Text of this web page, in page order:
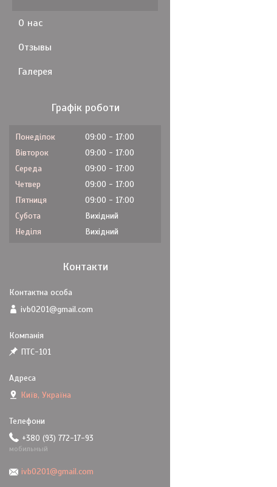
О нас
Отзывы
Галерея
Графік роботи
Понеділок 09:00
17:00
Вівторок
09:00
17:00
Середа
09:00
17:00
Четвер
09:00
17:00
Пʼятниця
09:00
17:00
Субота
Вихідний
Неділя
Вихідний
Контакти
ivb0201@gmail.com
ПТС-101
Київ, Україна
+380 (93) 772-17-93
мобильный
ivb0201@gmail.com